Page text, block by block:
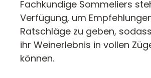
Fachkundige Sommeliers
Verfügung, um
Ratschläge zu geben,
ihr Weinerlebnis in vollen
können.